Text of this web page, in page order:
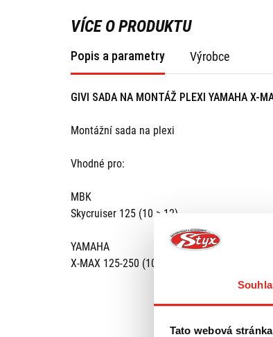
Tato webová
VÍCE O PRODUKTU
Popis a parametry Výrobce
GIVI SADA NA MONTÁŽ PLEXI YAMAHA X-
Montážní sada na plexi
Vhodné pro:
MBK
Skycruiser 125 (10 > 12)
YAMAHA
X-MAX 125-250 (10 > 13)